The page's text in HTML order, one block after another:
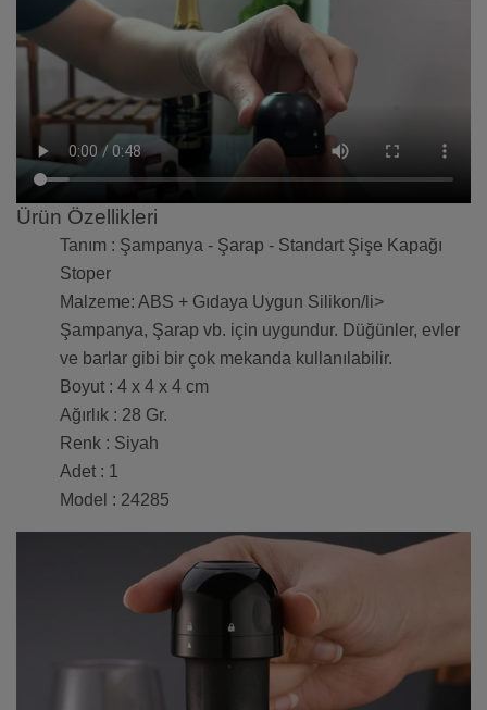
Ürün Özellikleri
Tanım : Şampanya - Şarap - Standart Şişe Kapağı
Stoper
Malzeme: ABS + Gıdaya Uygun Silikon/li>
Şampanya, Şarap vb. için uygundur. Düğünler, evler
ve barlar gibi bir çok mekanda kullanılabilir.
Boyut : ‎4 x 4 x 4 cm
Ağırlık : 28 Gr.
Renk : Siyah
Adet : 1
Model : 24285